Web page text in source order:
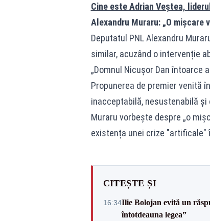
Cine este Adrian Veștea,
Alexandru Muraru: „O mișcare
Deputatul PNL Alexandru
similar, acuzând o intervenție
„Domnul Nicușor Dan întoarce
Propunerea de premier venită
inacceptabilă, nesustenabilă
Muraru vorbește despre „o
existența unei crize "artificale"
CITEȘTE ȘI
16:34Ilie Bolojan evită un
întotdeauna legea”